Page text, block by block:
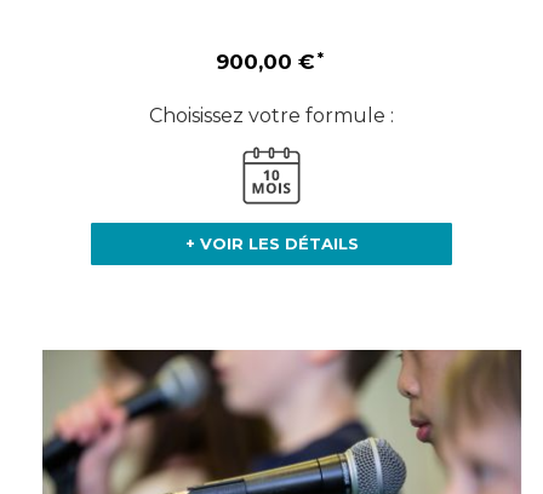
900,00 €
Choisissez votre formule :
+ VOIR LES DÉTAILS